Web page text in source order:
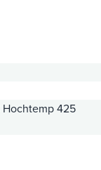
Hochtemp 425